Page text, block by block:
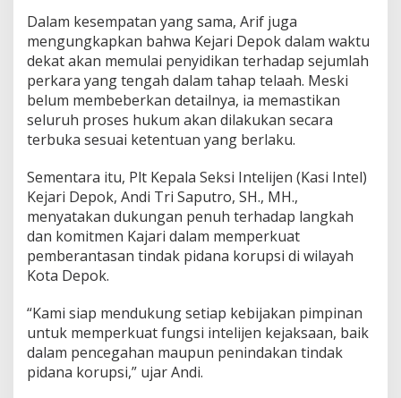
Dalam kesempatan yang sama, Arif juga
mengungkapkan bahwa Kejari Depok dalam waktu
dekat akan memulai penyidikan terhadap sejumlah
perkara yang tengah dalam tahap telaah. Meski
belum membeberkan detailnya, ia memastikan
seluruh proses hukum akan dilakukan secara
terbuka sesuai ketentuan yang berlaku.
Sementara itu, Plt Kepala Seksi Intelijen (Kasi Intel)
Kejari Depok, Andi Tri Saputro, SH., MH.,
menyatakan dukungan penuh terhadap langkah
dan komitmen Kajari dalam memperkuat
pemberantasan tindak pidana korupsi di wilayah
Kota Depok.
“Kami siap mendukung setiap kebijakan pimpinan
untuk memperkuat fungsi intelijen kejaksaan, baik
dalam pencegahan maupun penindakan tindak
pidana korupsi,” ujar Andi.